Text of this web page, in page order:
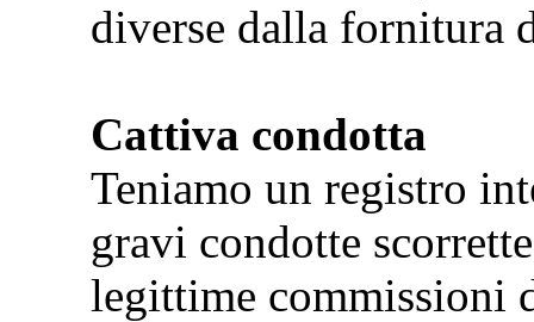
diverse dalla fornitura
Cattiva condotta
Teniamo un registro
gravi condotte
legittime commissioni